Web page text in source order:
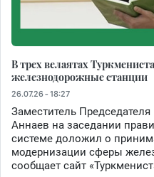
В трех велаятах
железнодорожные станции
26.07.26 - 18:27
Заместитель
Аннаев на заседании
системе доложил о
модернизации сферы
сообщает сайт